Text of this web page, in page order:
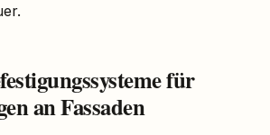
für
an Fassaden